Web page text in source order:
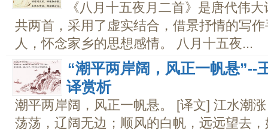
《八月十五夜月二首》是唐代伟
共两首，采用了虚实结合，借景抒情的写
人，怀念家乡的思想感情。 八月十五夜...
“潮平两岸阔，风正一帆悬”--
译赏析
潮平两岸阔，风正一帆悬。 [译文] 江水潮
荡荡，辽阔无边；顺风的白帆，远远望去